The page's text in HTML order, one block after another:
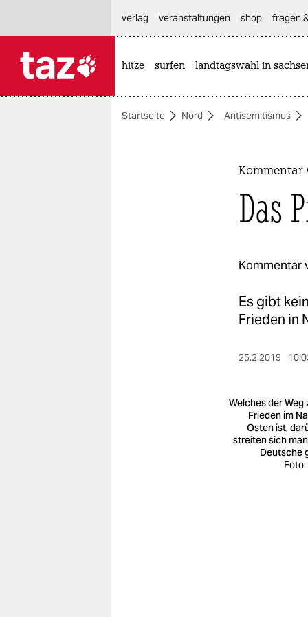
themen
verlag
veranstaltungen shop fragen
hitze surfen landtagswahl in
Startseite Nord Antisemitismus
Kommentar
Das
Kommentar
Es gibt
Frieden in
25.2.2019
Welches der Weg
Frieden im
Osten ist,
streiten sich
Deutsche